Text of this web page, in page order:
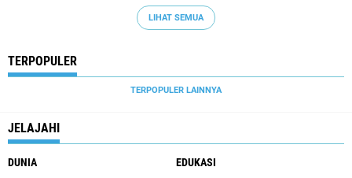
LIHAT SEMUA
TERPOPULER
TERPOPULER LAINNYA
JELAJAHI
DUNIA
EDUKASI